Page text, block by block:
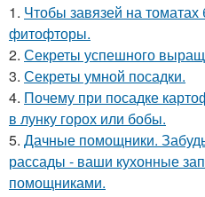
1. Чтобы завязей на
фитофторы.
2. Секреты успешного
3. Секреты умной посадки.
4. Почему при посадке
в лунку горох или бобы.
5. Дачные помощники.
рассады - ваши кухонные
помощниками.